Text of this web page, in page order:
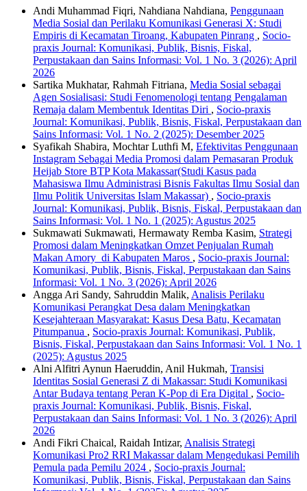
Andi Muhammad Fiqri, Nahdiana Nahdiana, Penggunaan
Media Sosial dan Perilaku Komunikasi Generasi X: Studi
Empiris di Kecamatan Tiroang, Kabupaten Pinrang , Socio-
praxis Journal: Komunikasi, Publik, Bisnis, Fiskal,
Perpustakaan dan Sains Informasi: Vol. 1 No. 3 (2026): April
2026
Sartika Mukhatar, Rahmah Fitriana, Media Sosial sebagai
Agen Sosialisasi: Studi Fenomenologi tentang Pengalaman
Remaja dalam Membentuk Identitas Diri , Socio-praxis
Journal: Komunikasi, Publik, Bisnis, Fiskal, Perpustakaan dan
Sains Informasi: Vol. 1 No. 2 (2025): Desember 2025
Syafikah Shabira, Mochtar Luthfi M, Efektivitas Penggunaan
Instagram Sebagai Media Promosi dalam Pemasaran Produk
Heijab Store BTP Kota Makassar(Studi Kasus pada
Mahasiswa Ilmu Administrasi Bisnis Fakultas Ilmu Sosial dan
Ilmu Politik Universitas Islam Makassar) , Socio-praxis
Journal: Komunikasi, Publik, Bisnis, Fiskal, Perpustakaan dan
Sains Informasi: Vol. 1 No. 1 (2025): Agustus 2025
Sukmawati Sukmawati, Hermawaty Remba Kasim, Strategi
Promosi dalam Meningkatkan Omzet Penjualan Rumah
Makan Amory di Kabupaten Maros , Socio-praxis Journal:
Komunikasi, Publik, Bisnis, Fiskal, Perpustakaan dan Sains
Informasi: Vol. 1 No. 3 (2026): April 2026
Angga Ari Sandy, Sahruddin Malik, Analisis Perilaku
Komunikasi Perangkat Desa dalam Meningkatkan
Kesejahteraan Masyarakat: Kasus Desa Batu, Kecamatan
Pitumpanua , Socio-praxis Journal: Komunikasi, Publik,
Bisnis, Fiskal, Perpustakaan dan Sains Informasi: Vol. 1 No. 1
(2025): Agustus 2025
Alni Alfitri Aynun Haeruddin, Anil Hukmah, Transisi
Identitas Sosial Generasi Z di Makassar: Studi Komunikasi
Antar Budaya tentang Peran K-Pop di Era Digital , Socio-
praxis Journal: Komunikasi, Publik, Bisnis, Fiskal,
Perpustakaan dan Sains Informasi: Vol. 1 No. 3 (2026): April
2026
Andi Fikri Chaical, Raidah Intizar, Analisis Strategi
Komunikasi Pro2 RRI Makassar dalam Mengedukasi Pemilih
Pemula pada Pemilu 2024 , Socio-praxis Journal:
Komunikasi, Publik, Bisnis, Fiskal, Perpustakaan dan Sains